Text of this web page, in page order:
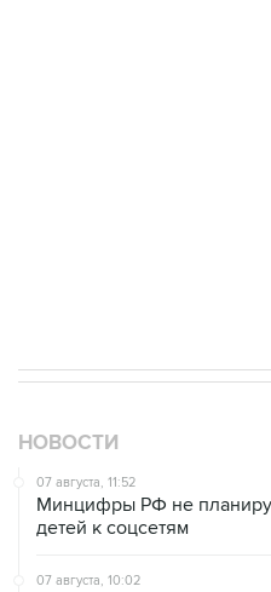
НОВОСТИ
07 августа, 11:52
Минцифры РФ не
детей к соцсетям
07 августа, 10:02